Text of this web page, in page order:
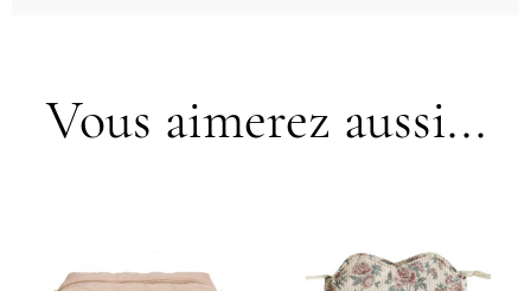
Vous aimerez aussi...